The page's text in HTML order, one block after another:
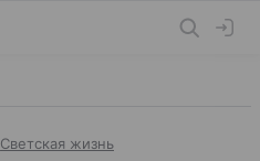
Светская жизнь